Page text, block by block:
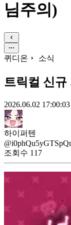
님주의)
퀴디온 소식
트릭컬 신규
2026.06.02 17:00:03
하이퍼텐
조회수 117